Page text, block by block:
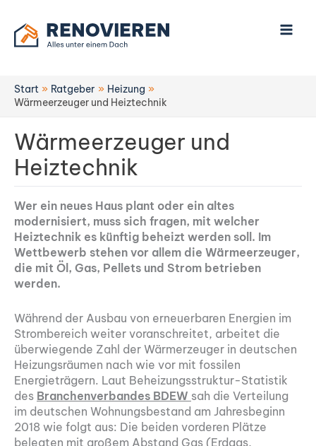
Inhalt
springen
Start Ratgeber
Heizung
Wärmeerzeuger und Heiztechnik
Wärmeerzeuger und
Heiztechnik
Wer ein neues Haus plant oder ein altes
modernisiert, muss sich fragen, mit welcher
Heiztechnik es künftig beheizt werden soll. Im
Wettbewerb stehen vor allem die Wärmeerzeuger,
die mit Öl, Gas, Pellets und Strom betrieben
werden.
Während der Ausbau von erneuerbaren Energien im
Strombereich weiter voranschreitet, arbeitet die
überwiegende Zahl der Wärmerzeuger in deutschen
Heizungsräumen nach wie vor mit fossilen
Energieträgern. Laut Beheizungsstruktur-Statistik
des Branchenverbandes BDEW sah die Verteilung
im deutschen Wohnungsbestand am Jahresbeginn
2018 wie folgt aus: Die beiden vorderen Plätze
belegten mit großem Abstand Gas (Erdgas,